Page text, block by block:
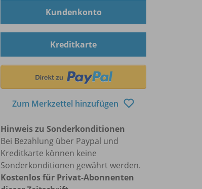
Kundenkonto
Kreditkarte
Zum Merkzettel hinzufügen
Hinweis zu Sonderkonditionen
Bei Bezahlung über Paypal und
Kreditkarte können keine
Sonderkonditionen gewährt werden.
Kostenlos für Privat-Abonnenten